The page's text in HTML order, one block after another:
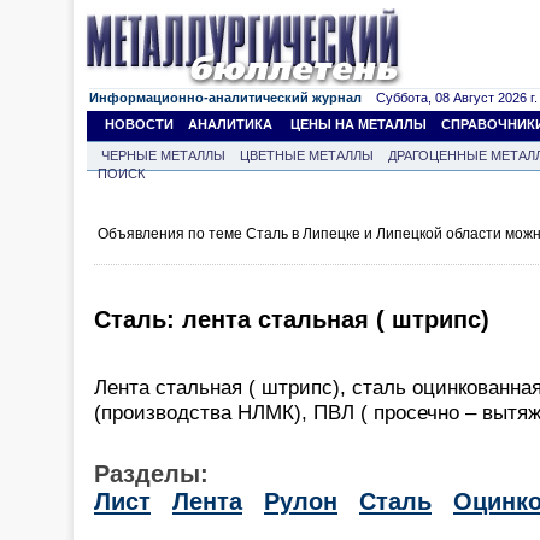
Информационно-аналитический журнал Суббота, 08 Август 2026 г.
НОВОСТИ
АНАЛИТИКА ЦЕНЫ НА МЕТАЛЛЫ
ЧЕРНЫЕ МЕТАЛЛЫ ЦВЕТНЫЕ МЕТАЛЛЫ
ДРАГОЦЕННЫЕ
ПОИСК
Объявления по теме Сталь в Липецке и Липецкой области
Сталь: лента стальная ( штрипс)
Лента стальная ( штрипс), сталь
(производства НЛМК), ПВЛ ( просечно –
Разделы:
Лист
Лента Рулон Сталь